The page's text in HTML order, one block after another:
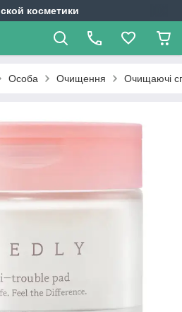
косметики
Особа Очищення Очищаючі